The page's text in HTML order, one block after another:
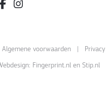
facebook.com/bdvereniging/
instagram.com/
Algemene voorwaarden| Privacy
Fingerprint.nlen Stip.nl